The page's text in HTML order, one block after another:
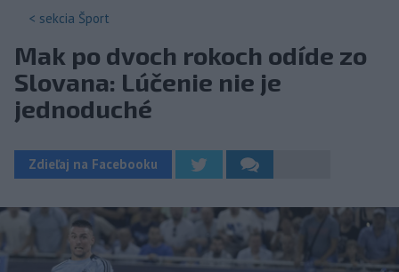
< sekcia Šport
Mak po dvoch rokoch odíde zo
Slovana: Lúčenie nie je
jednoduché
Zdieľaj na Facebooku